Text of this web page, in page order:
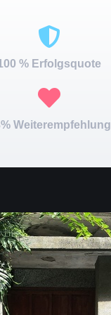
% Erfolgsquote
Weiterempfehlung